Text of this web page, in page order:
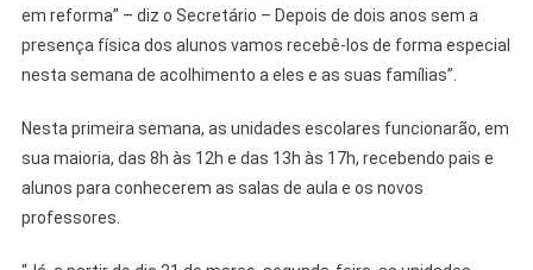
em reforma” – diz o Secretário – Depois de dois anos sem a
presença física dos alunos vamos recebê-los de forma especial
nesta semana de acolhimento a eles e as suas famílias”.
Nesta primeira semana, as unidades escolares funcionarão, em
sua maioria, das 8h às 12h e das 13h às 17h, recebendo pais e
alunos para conhecerem as salas de aula e os novos
professores.